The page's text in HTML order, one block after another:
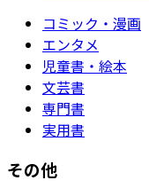
コミック・漫画
エンタメ
児童書・絵本
文芸書
専門書
実用書
その他